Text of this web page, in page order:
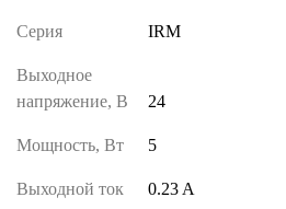
Серия IRM
Выходное
напряжение, В
24
Мощность, Вт 5
Выходной ток 0.23 A